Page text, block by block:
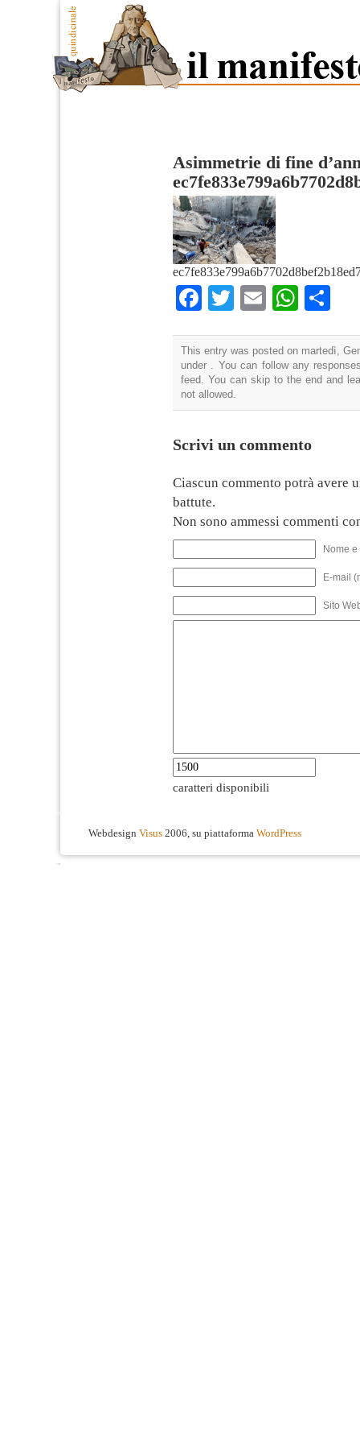
Asimmetrie di fine
Facebook
TwitterEmail
This entry was posted on martedì,
under . You can follow any
feed. You can skip to the end and
not allowed.
Scrivi un commento
Ciascun commento potrà avere
battute.
Non sono ammessi commenti
Nome
E-mail
Sito
caratteri disponibili
Webdesign Visus 2006, su piattaforma WordPress